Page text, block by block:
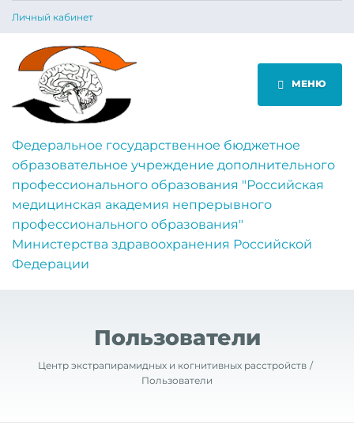
Личный кабинет
МЕНЮ
Федеральное государственное бюджетное
образовательное учреждение дополнительного
профессионального образования "Российская
медицинская академия непрерывного
профессионального образования"
Министерства здравоохранения Российской
Федерации
Пользователи
Центр экстрапирамидных и когнитивных расстройств
Пользователи